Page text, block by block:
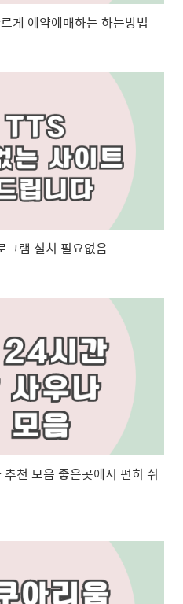
게 예약예매하는 하는방법
그램 설치 필요없음
천 모음 좋은곳에서 편히 쉬